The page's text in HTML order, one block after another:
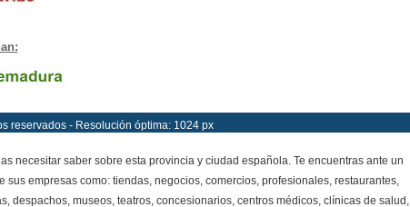
reservados - Resolución óptima: 1024 px
necesitar saber sobre esta provincia y ciudad española. Te encuentras ante un
empresas como: tiendas, negocios, comercios, profesionales, restaurantes,
despachos, museos, teatros, concesionarios, centros médicos, clínicas de salud,